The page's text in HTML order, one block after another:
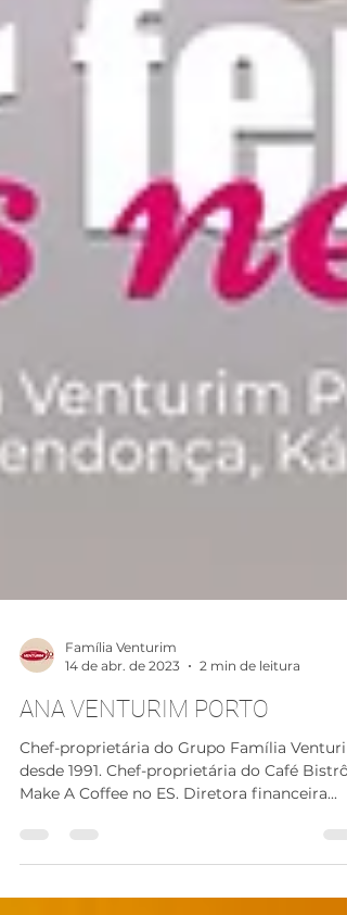
14 de abr. de 2023
2 min de leitura
ANA VENTURIM PORTO
Chef-proprietária do Grupo Família